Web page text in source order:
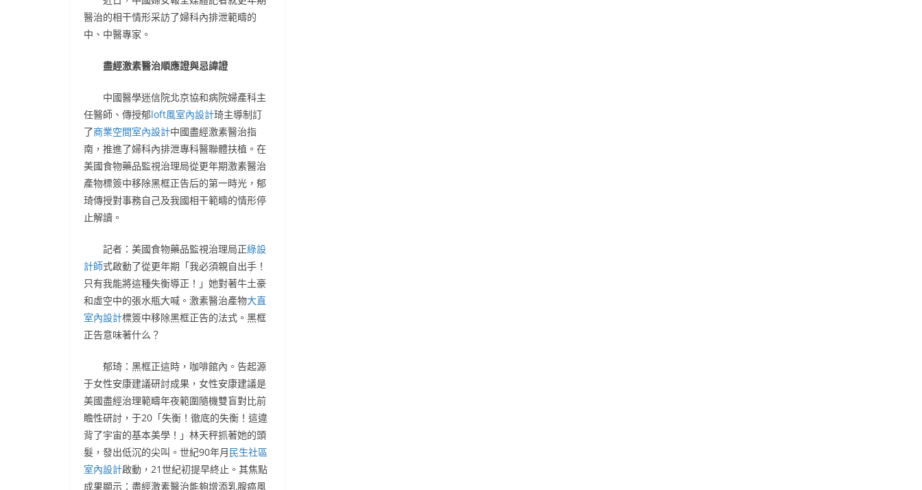
醫治的相干情形采訪了婦科內排泄範疇的
中、中醫專家。
盡經激素醫治順應證與忌諱證
中國醫學迷信院北京協和病院婦產科主
任醫師、傳授郁loft風室內設計琦主導制訂
了商業空間室內設計中國盡經激素醫治指
南，推進了婦科內排泄專科醫聯體扶植。在
美國食物藥品監視治理局從更年期激素醫治
產物標簽中移除黑框正告后的第一時光，郁
琦傳授對事務自己及我國相干範疇的情形停
止解讀。
記者：美國食物藥品監視治理局正綠設
計師式啟動了從更年期「我必須親自出手！
只有我能將這種失衡導正！」她對著牛土豪
和虛空中的張水瓶大喊。激素醫治產物大直
室內設計標簽中移除黑框正告的法式。黑框
正告意味著什么？
郁琦：黑框正這時，咖啡館內。告起源
于女性安康建議研討成果，女性安康建議是
美國盡經治理範疇年夜範圍隨機雙盲對比前
瞻性研討，于20「失衡！徹底的失衡！這違
背了宇宙的基本美學！」林天秤抓著她的頭
髮，發出低沉的尖叫。世紀90年月民生社區
室內設計啟動，21世紀初提早終止。其焦點
成果顯示：盡經激素醫治能夠增添乳腺癌風